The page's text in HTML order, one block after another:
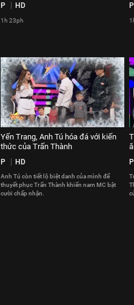
P HD
1h 23ph
P
Yến Trang, Anh Tú hóa đá với kiến
thức của Trấn Thành
P HD
Anh Tú còn tiết lộ biệt danh của mình để
thuyết phục Trấn Thành khiến nam MC bật
cười chấp nhận.
P